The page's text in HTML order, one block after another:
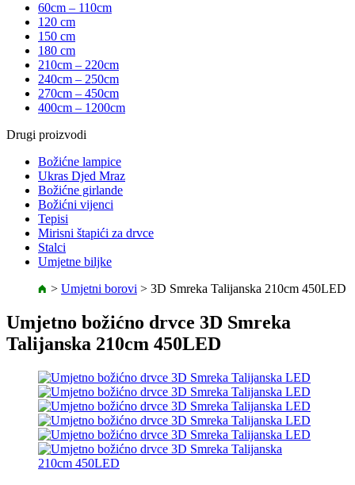
60cm – 110cm
120 cm
150 cm
180 cm
210cm – 220cm
240cm – 250cm
270cm – 450cm
400cm – 1200cm
Drugi proizvodi
Božićne lampice
Ukras Djed Mraz
Božićne girlande
Božićni vijenci
Tepisi
Mirisni štapići za drvce
Stalci
Umjetne biljke
> Umjetni borovi > 3D Smreka Talijanska 210cm 450LED
Umjetno božićno drvce 3D Smreka
Talijanska 210cm 450LED